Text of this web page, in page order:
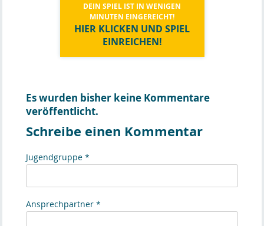
DEIN SPIEL IST IN WENIGEN
MINUTEN EINGEREICHT!
HIER KLICKEN UND SPIEL
EINREICHEN!
Es wurden bisher keine Kommentare
veröffentlicht.
Schreibe einen Kommentar
Jugendgruppe *
Ansprechpartner *